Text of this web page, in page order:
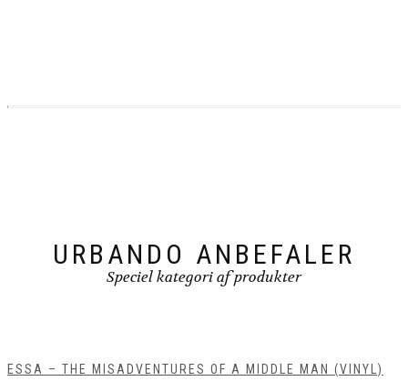
URBANDO ANBEFALER
Speciel kategori af produkter
ESSA – THE MISADVENTURES OF A MIDDLE MAN (VINYL)